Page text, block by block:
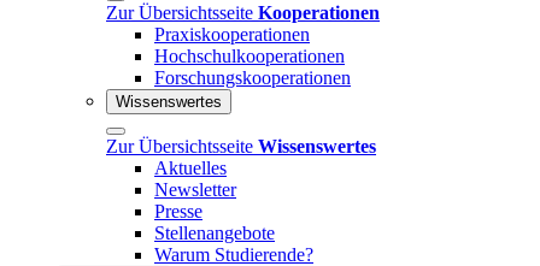
Zur Übersichtsseite Kooperationen
Praxiskooperationen
Hochschulkooperationen
Forschungskooperationen
Wissenswertes
Zur Übersichtsseite Wissenswertes
Aktuelles
Newsletter
Presse
Stellenangebote
Warum Studierende?